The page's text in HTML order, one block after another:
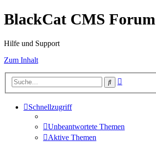
BlackCat CMS Forum
Hilfe und Support
Zum Inhalt
Suche
Schnellzugriff
Unbeantwortete Themen
Aktive Themen